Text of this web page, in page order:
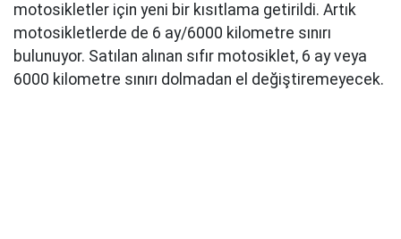
motosikletler için yeni bir kısıtlama getirildi. Artık
motosikletlerde de 6 ay/6000 kilometre sınırı
bulunuyor. Satılan alınan sıfır motosiklet, 6 ay veya
6000 kilometre sınırı dolmadan el değiştiremeyecek.